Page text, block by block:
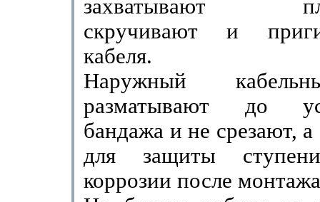
захватывают
скручивают и
кабеля.
Наружный
разматывают до
бандажа и не срезают, а
для защиты
коррозии после